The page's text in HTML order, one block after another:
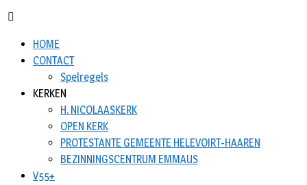
HOME
CONTACT
Spelregels
KERKEN
H. NICOLAASKERK
OPEN KERK
PROTESTANTE GEMEENTE HELEVOIRT-HAAREN
BEZINNINGSCENTRUM EMMAUS
V55+